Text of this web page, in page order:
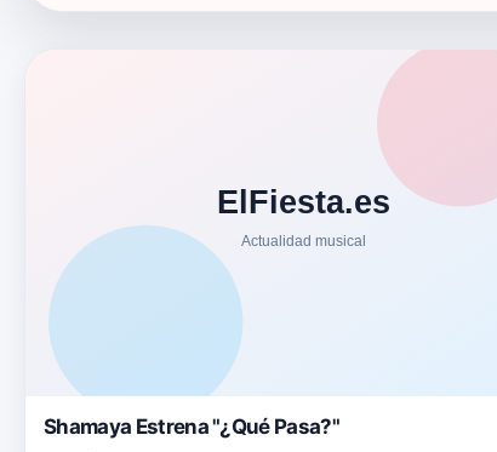
Shamaya Estrena "¿Qué Pasa?"